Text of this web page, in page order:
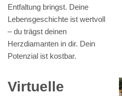
Entfaltung bringst. Deine
Lebensgeschichte ist wertvoll
– du trägst deinen
Herzdiamanten in dir. Dein
Potenzial ist kostbar.
Virtuelle